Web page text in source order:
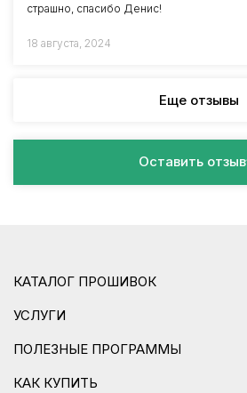
страшно, спасибо Денис!
18 августа, 2024
Еще отзывы
Оставить отзыв
КАТАЛОГ ПРОШИВОК
УСЛУГИ
ПОЛЕЗНЫЕ ПРОГРАММЫ
КАК КУПИТЬ